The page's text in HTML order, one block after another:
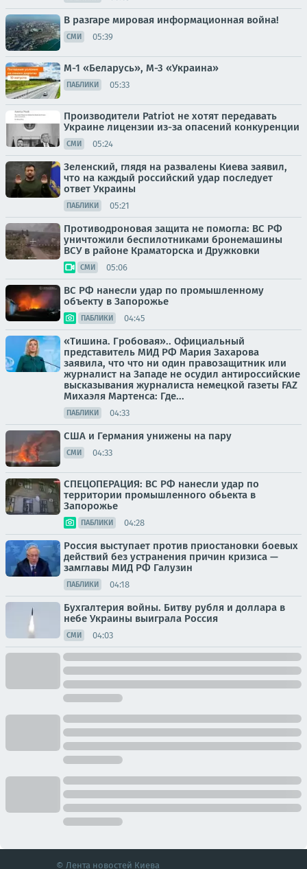
В разгаре мировая информационная война!
СМИ 05:39
М-1 «Беларусь», М-3 «Украина»
ПАБЛИКИ 05:33
Производители Patriot не хотят передавать
Украине лицензии из-за опасений конкуренции
СМИ 05:24
Зеленский, глядя на развалены Киева заявил,
что на каждый российский удар последует
ответ Украины
ПАБЛИКИ 05:21
Противодроновая защита не помогла: ВС РФ
уничтожили беспилотниками бронемашины
ВСУ в районе Краматорска и Дружковки
СМИ 05:06
ВС РФ нанесли удар по промышленному
объекту в Запорожье
ПАБЛИКИ 04:45
«Тишина. Гробовая».. Официальный
представитель МИД РФ Мария Захарова
заявила, что что ни один правозащитник или
журналист на Западе не осудил антироссийские
высказывания журналиста немецкой газеты FAZ
Михаэля Мартенса: Где...
ПАБЛИКИ 04:33
США и Германия унижены на пару
СМИ 04:33
СПЕЦОПЕРАЦИЯ: ВС РФ нанесли удар по
территории промышленного обьекта в
Запорожье
ПАБЛИКИ 04:28
Россия выступает против приостановки боевых
действий без устранения причин кризиса —
замглавы МИД РФ Галузин
ПАБЛИКИ 04:18
Бухгалтерия войны. Битву рубля и доллара в
небе Украины выиграла Россия
СМИ 04:03
© Лента новостей Киева